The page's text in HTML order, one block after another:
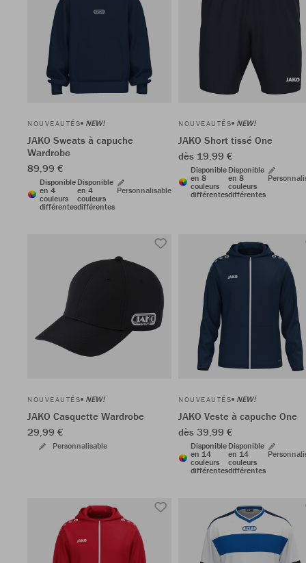
NOUVEAUTÉS NEW!
JAKO Sweats à capuche
Wardrobe
89,99 €
Disponible
en 4
couleurs
différentes
Disponible
en 4
couleurs
différentes
Personnalisable
NOUVEAUTÉS NEW!
JAKO Short tissé One
dès 19,99 €
Disponible
en 8
couleurs
différentes
Disponible
en 8
couleurs
différentes
NOUVEAUTÉS NEW!
JAKO Casquette Wardrobe
29,99 €
Personnalisable
NOUVEAUTÉS NEW!
JAKO Veste à capuche One
dès 39,99 €
Disponible
en 14
couleurs
différentes
Disponible
en 14
couleurs
différentes